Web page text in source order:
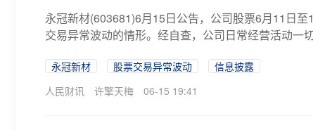
永冠新材(603681)6月15日公告，公司股票6月11日
交易异常波动的情形。经自查，公司日常经营活动一
永冠新材 股票交易异常波动
信息披露
人民财讯
许擎天梅 06-15 19:41